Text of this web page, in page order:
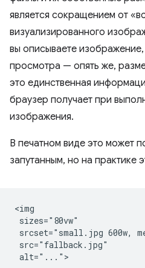
является сокращением от
визуализированного
вы описываете изображение,
просмотра — опять же,
это единственная
браузер получает при
изображения.
В печатном виде это может
запутанным, но на практике
<img
sizes="80vw"
srcset="small.jpg 600w,
src="fallback.jpg"